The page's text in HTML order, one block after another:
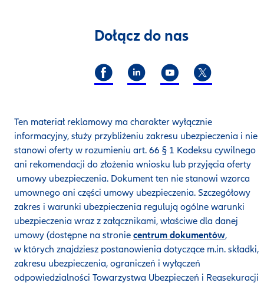
Dołącz do nas
Ten materiał reklamowy ma charakter wyłącznie
informacyjny, służy przybliżeniu zakresu ubezpieczenia i nie
stanowi oferty w rozumieniu art. 66 § 1 Kodeksu cywilnego
ani rekomendacji do złożenia wniosku lub przyjęcia oferty
umowy ubezpieczenia. Dokument ten nie stanowi wzorca
umownego ani części umowy ubezpieczenia. Szczegółowy
zakres i warunki ubezpieczenia regulują ogólne warunki
ubezpieczenia wraz z załącznikami, właściwe dla danej
umowy (dostępne na stronie centrum dokumentów,
w których znajdziesz postanowienia dotyczące m.in. składki,
zakresu ubezpieczenia, ograniczeń i wyłączeń
odpowiedzialności Towarzystwa Ubezpieczeń i Reasekuracji